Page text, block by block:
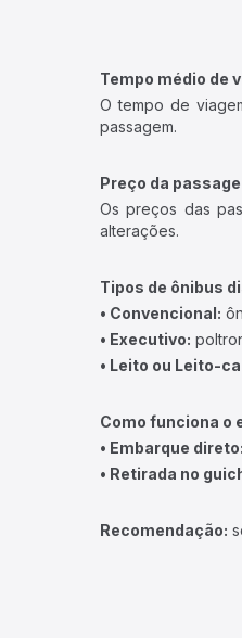
Tempo médio de
O tempo de
passagem.
Preço da
Os preços das
alterações.
Tipos de ônibus
• Convencional:
• Executivo:
• Leito ou Leito-
Como funciona o
• Embarque direto:
• Retirada no
Recomendação: